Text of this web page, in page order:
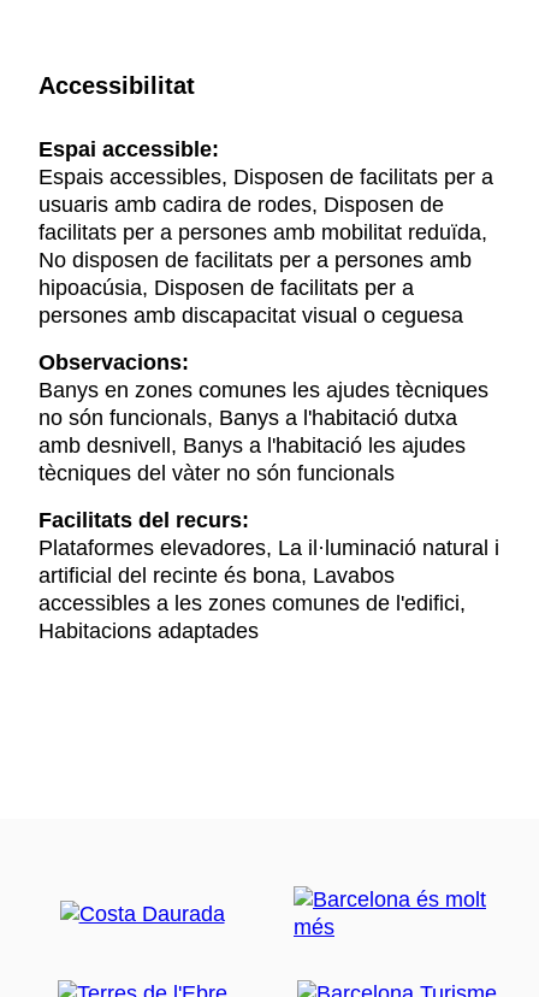
Accessibilitat
Espai accessible:
Espais accessibles, Disposen de facilitats per a
usuaris amb cadira de rodes, Disposen de
facilitats per a persones amb mobilitat reduïda,
No disposen de facilitats per a persones amb
hipoacúsia, Disposen de facilitats per a
persones amb discapacitat visual o ceguesa
Observacions:
Banys en zones comunes les ajudes tècniques
no són funcionals, Banys a l'habitació dutxa
amb desnivell, Banys a l'habitació les ajudes
tècniques del vàter no són funcionals
Facilitats del recurs:
Plataformes elevadores, La il·luminació natural i
artificial del recinte és bona, Lavabos
accessibles a les zones comunes de l'edifici,
Habitacions adaptades